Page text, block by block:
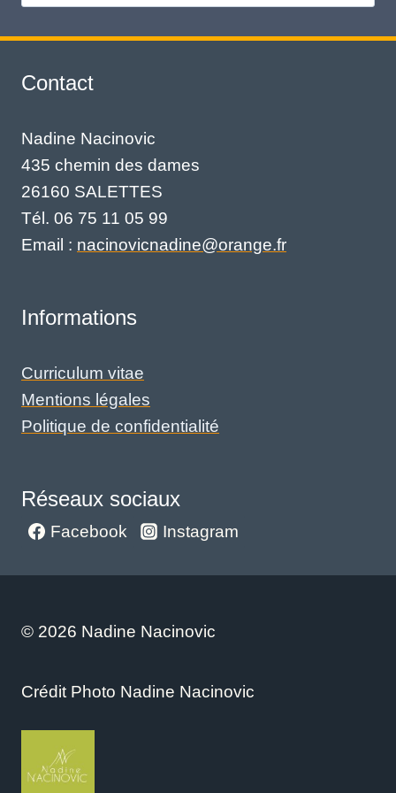
Contact
Nadine Nacinovic
435 chemin des dames
26160 SALETTES
Tél. 06 75 11 05 99
Email : nacinovicnadine@orange.fr
Informations
Curriculum vitae
Mentions légales
Politique de confidentialité
Réseaux sociaux
Facebook Instagram
© 2026 Nadine Nacinovic
Crédit Photo Nadine Nacinovic